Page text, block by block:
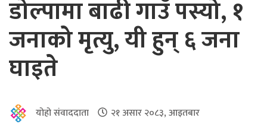
डोल्पामा बाढी गाउँ पस्यो, १
जनाको मृत्यु, यी हुन् ६ जना
घाइते
योहो संवाददाता २१ असार २०८३, आइतबार